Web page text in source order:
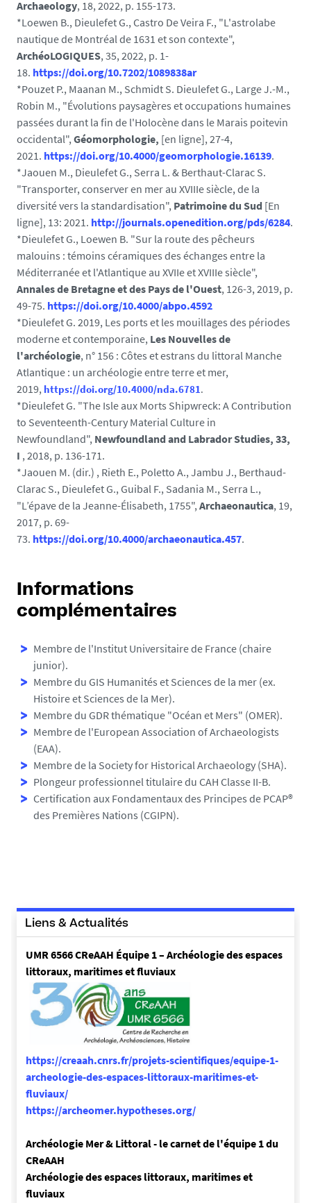
Archaeology, 18, 2022, p. 155-173.
*Loewen B., Dieulefet G., Castro De Veira F., "L'astrolabe
nautique de Montréal de 1631 et son contexte",
ArchéoLOGIQUES, 35, 2022, p. 1-
18. https://doi.org/10.7202/1089838ar
*Pouzet P., Maanan M., Schmidt S. Dieulefet G., Large J.-M.,
Robin M., "Évolutions paysagères et occupations humaines
passées durant la fin de l'Holocène dans le Marais poitevin
occidental", Géomorphologie, [en ligne], 27-4,
2021. https://doi.org/10.4000/geomorphologie.16139.
*Jaouen M., Dieulefet G., Serra L. & Berthaut-Clarac S.
"Transporter, conserver en mer au XVIIIe siècle, de la
diversité vers la standardisation", Patrimoine du Sud [En
ligne], 13: 2021. http://journals.openedition.org/pds/6284.
*Dieulefet G., Loewen B. "Sur la route des pêcheurs
malouins : témoins céramiques des échanges entre la
Méditerranée et l'Atlantique au XVIIe et XVIIIe siècle",
Annales de Bretagne et des Pays de l'Ouest, 126-3, 2019, p.
49-75. https://doi.org/10.4000/abpo.4592
*Dieulefet G. 2019, Les ports et les mouillages des périodes
moderne et contemporaine, Les Nouvelles de
l'archéologie, n° 156 : Côtes et estrans du littoral Manche
Atlantique : un archéologie entre terre et mer,
2019, https://doi.org/10.4000/nda.6781.
*Dieulefet G. "The Isle aux Morts Shipwreck: A Contribution
to Seventeenth-Century Material Culture in
Newfoundland", Newfoundland and Labrador Studies, 33,
I , 2018, p. 136-171.
*Jaouen M. (dir.) , Rieth E., Poletto A., Jambu J., Berthaud-
Clarac S., Dieulefet G., Guibal F., Sadania M., Serra L.,
"L’épave de la Jeanne-Élisabeth, 1755", Archaeonautica, 19,
2017, p. 69-
73. https://doi.org/10.4000/archaeonautica.457.
Informations
complémentaires
Membre de l'Institut Universitaire de France (chaire
junior).
Membre du GIS Humanités et Sciences de la mer (ex.
Histoire et Sciences de la Mer).
Membre du GDR thématique "Océan et Mers" (OMER).
Membre de l'European Association of Archaeologists
(EAA).
Membre de la Society for Historical Archaeology (SHA).
Plongeur professionnel titulaire du CAH Classe II-B.
Certification aux Fondamentaux des Principes de PCAP®
des Premières Nations (CGIPN).
Liens & Actualités
UMR 6566 CReAAH Équipe 1 – Archéologie des espaces
littoraux, maritimes et fluviaux
https://creaah.cnrs.fr/projets-scientifiques/equipe-1-
archeologie-des-espaces-littoraux-maritimes-et-
fluviaux/
https://archeomer.hypotheses.org/
Archéologie Mer & Littoral - le carnet de l'équipe 1 du
CReAAH
Archéologie des espaces littoraux, maritimes et
fluviaux